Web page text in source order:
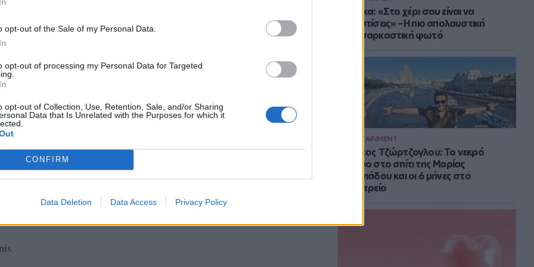
opt-out of the Sale of my Personal Data.
opt-out of processing my Personal Data for Targeted
opt-out of Collection, Use, Retention, Sale, and/or Sharing
Data that Is Unrelated with the Purposes for which it
CONFIRM
Data Deletion Data Access Privacy Policy
Μπάρκα: «Στο χέρι σου είναι να
αδυνατίσεις» – Η πιο απολαυστική
αυτοσαρκαστική φωτό
ENTERTAINMENT
Στράτος Τζώρτζογλου: Το νεκρό
έμβρυο στο σπίτι της Μαρίας
Γεωργιάδου και οι 6 μήνες στο
ψυχιατρείο